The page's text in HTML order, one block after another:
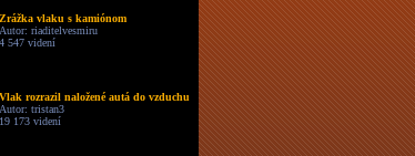
Zrážka vlaku s kamiónom
Autor: riaditelvesmiru
4 547 videní
Vlak rozrazil naložené autá do vzduchu
Autor: tristan3
19 173 videní